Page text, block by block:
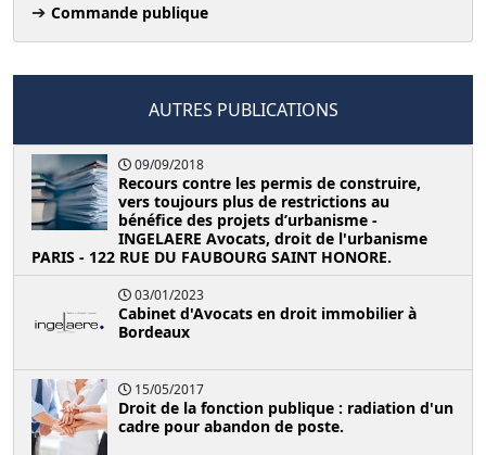
Commande publique
AUTRES PUBLICATIONS
09/09/2018
Recours contre les permis de construire,
vers toujours plus de restrictions au
bénéfice des projets d’urbanisme -
INGELAERE Avocats, droit de l'urbanisme
PARIS - 122 RUE DU FAUBOURG SAINT HONORE.
03/01/2023
Cabinet d'Avocats en droit immobilier à
Bordeaux
15/05/2017
Droit de la fonction publique : radiation d'un
cadre pour abandon de poste.